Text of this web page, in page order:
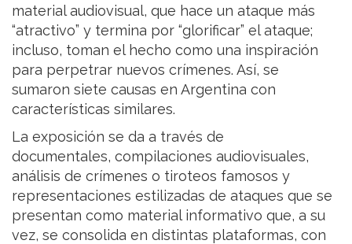
material audiovisual, que hace un ataque más
“atractivo” y termina por “glorificar” el ataque;
incluso, toman el hecho como una inspiración
para perpetrar nuevos crímenes. Así, se
sumaron siete causas en Argentina con
características similares.
La exposición se da a través de
documentales, compilaciones audiovisuales,
análisis de crímenes o tiroteos famosos y
representaciones estilizadas de ataques que se
presentan como material informativo que, a su
vez, se consolida en distintas plataformas, con